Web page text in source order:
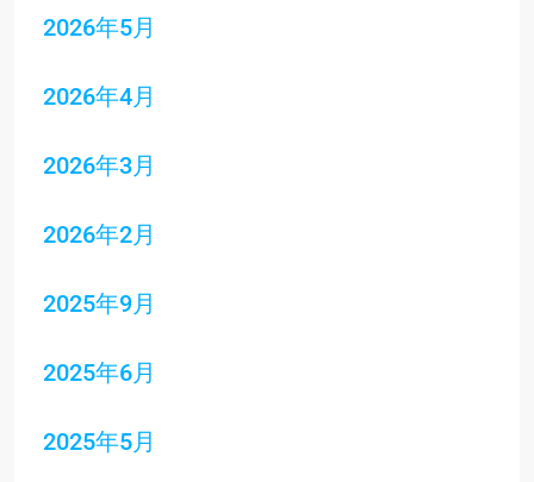
2026年5月
2026年4月
2026年3月
2026年2月
2025年9月
2025年6月
2025年5月